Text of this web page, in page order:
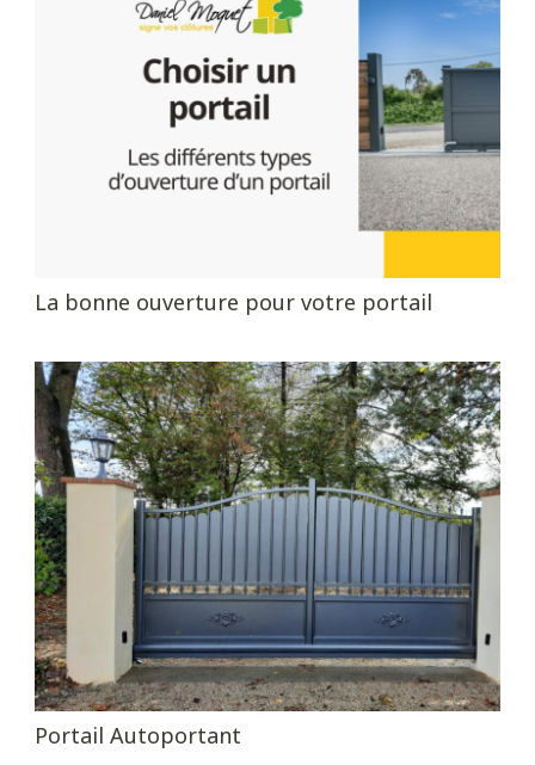
La bonne ouverture pour votre portail
Portail Autoportant